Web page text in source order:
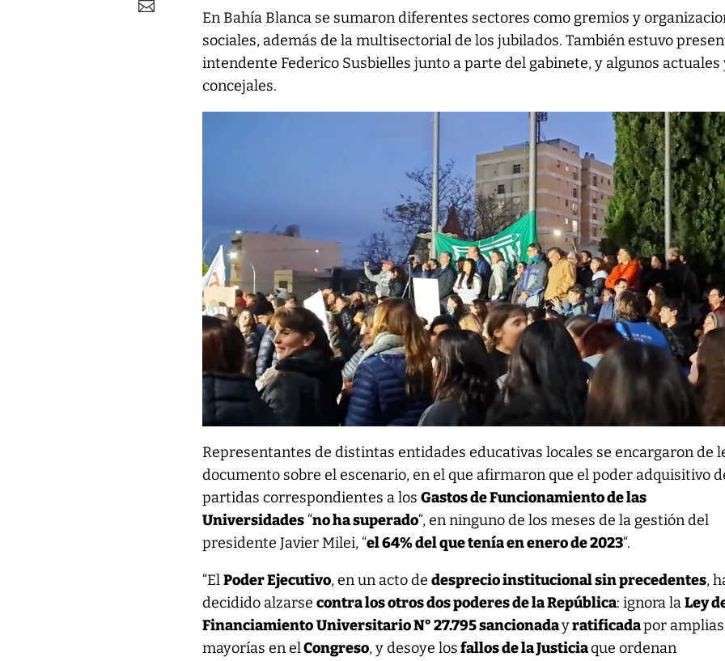
En Bahía Blanca se sumaron diferentes sectores como gremios y
sociales, además de la multisectorial de los jubilados. También estuvo
intendente Federico Susbielles junto a parte del gabinete, y algunos actuales
concejales.
Representantes de distintas entidades educativas locales se encargaron de
documento sobre el escenario, en el que afirmaron que el poder adquisitivo
partidas correspondientes a losGastos de Funcionamiento de las
Universidades“no ha superado“, en ninguno de los meses de la gestión del
presidente Javier Milei, “el 64% del que tenía en enero de 2023“.
“ElPoder Ejecutivo, en un acto dedesprecio institucional sin precedentes,
decidido alzarsecontra los otros dos poderes de la República: ignora laLey
FinanciamientoUniversitario N° 27.795 sancionadayratificadapor amplias
mayorías en elCongreso, y desoye losfallos de la Justiciaque ordenan